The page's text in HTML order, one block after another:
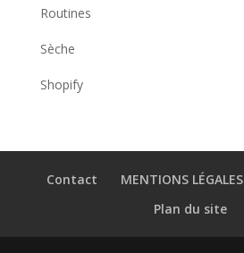
Routines
Sèche
Shopify
Contact MENTIONS LÉGALES
Plan du site